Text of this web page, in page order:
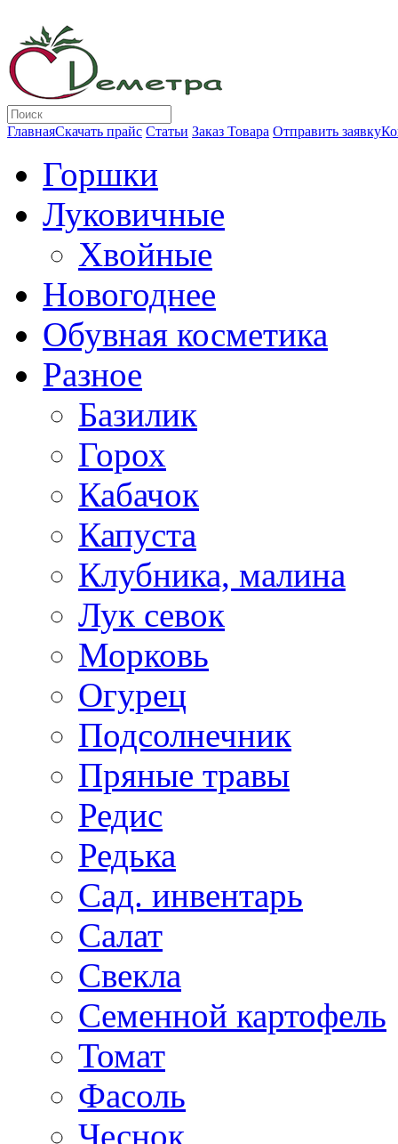
ГлавнаяСкачать прайс Статьи Заказ Товара Отправить заявку
Горшки
Луковичные
Хвойные
Новогоднее
Обувная косметика
Разное
Базилик
Горох
Кабачок
Капуста
Клубника, малина
Лук севок
Морковь
Огурец
Подсолнечник
Пряные травы
Редис
Редька
Сад. инвентарь
Салат
Свекла
Семенной картофель
Томат
Фасоль
Чеснок